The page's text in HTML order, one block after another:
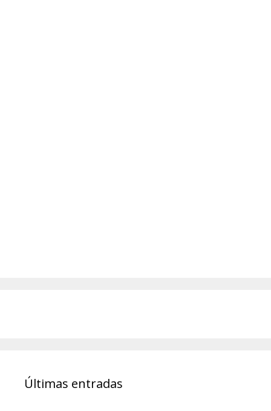
Últimas entradas